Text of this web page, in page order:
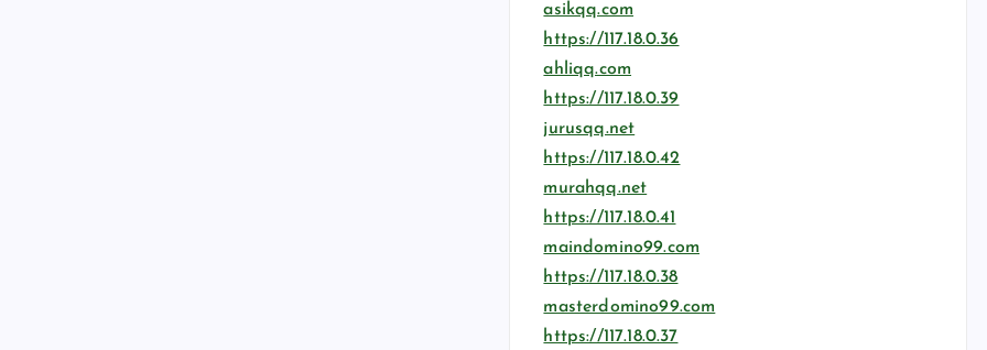
asikqq.com
https://117.18.0.36
ahliqq.com
https://117.18.0.39
jurusqq.net
https://117.18.0.42
murahqq.net
https://117.18.0.41
maindomino99.com
https://117.18.0.38
masterdomino99.com
https://117.18.0.37